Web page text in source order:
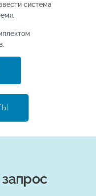
система